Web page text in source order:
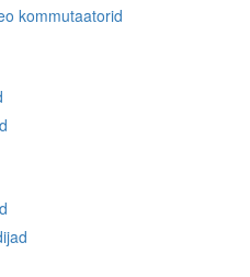
kommutaatorid